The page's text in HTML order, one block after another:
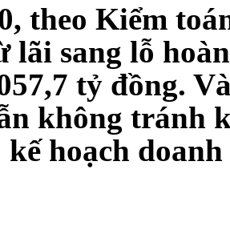
theo Kiểm
lãi sang lỗ
tỷ đồng.
không tránh
hoạch